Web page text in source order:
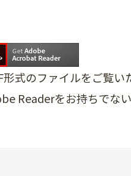
形式のファイルをご覧い
Readerをお持ちでな